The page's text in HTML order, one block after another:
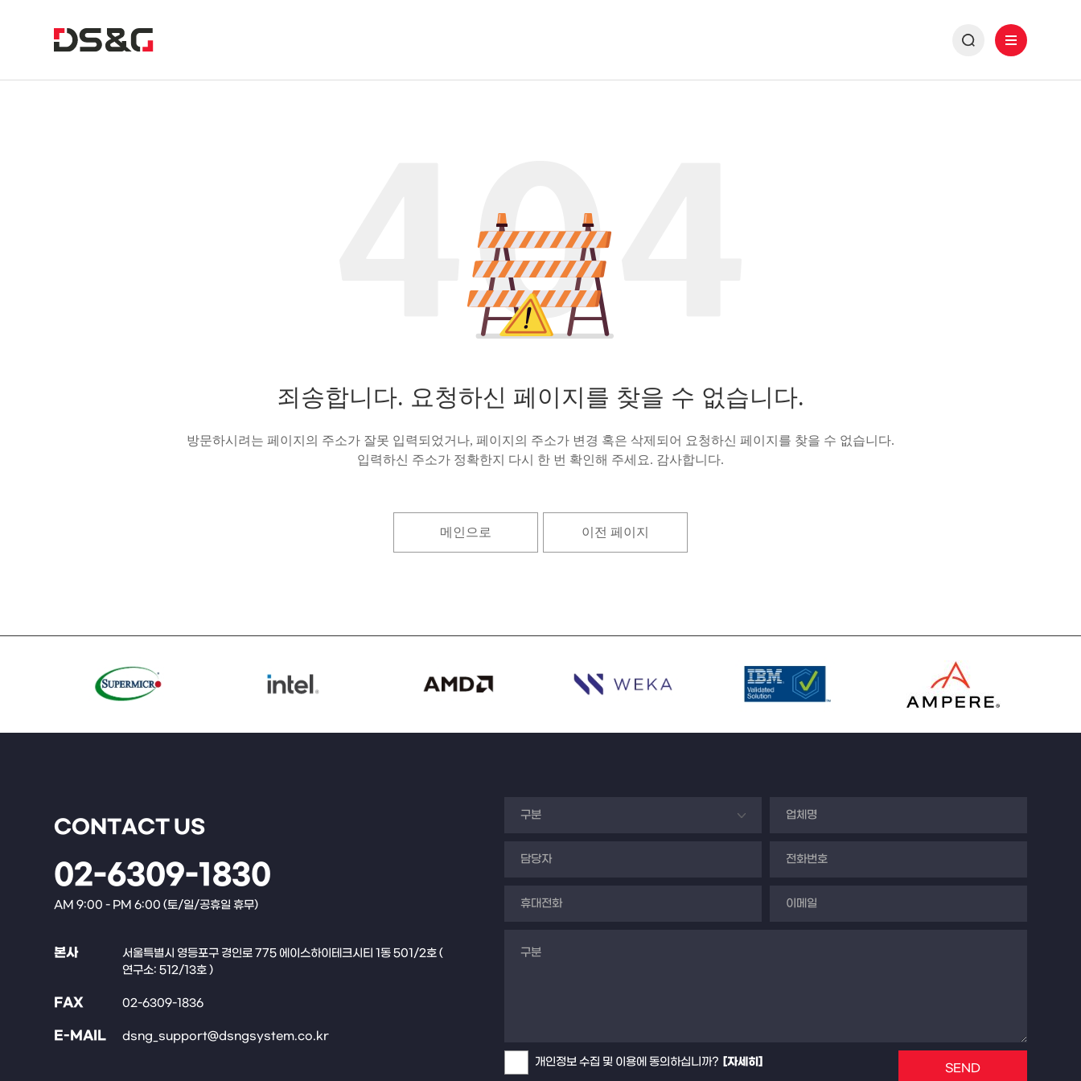
죄송합니다. 요청하신 페이지를 찾을 수 없습니다.
방문하시려는 페이지의 주소가 잘못 입력되었거나, 페이지의 주소가 변경 혹은 삭제되어 요청하신 페이지를 찾을 수 없습니다.
입력하신 주소가 정확한지 다시 한 번 확인해 주세요. 감사합니다.
메인으로 이전 페이지
CONTACT US
02-6309-1830
AM 9:00 - PM 6:00 (토/일/공휴일 휴무)
본사
서울특별시 영등포구 경인로 775 에이스하이테크시티 1동 501/2호 (
연구소: 512/13호 )
FAX 02-6309-1836
E-MAIL
dsng_support@dsngsystem.co.kr
개인정보 수집 및 이용에 동의하십니까? [자세히] SEND